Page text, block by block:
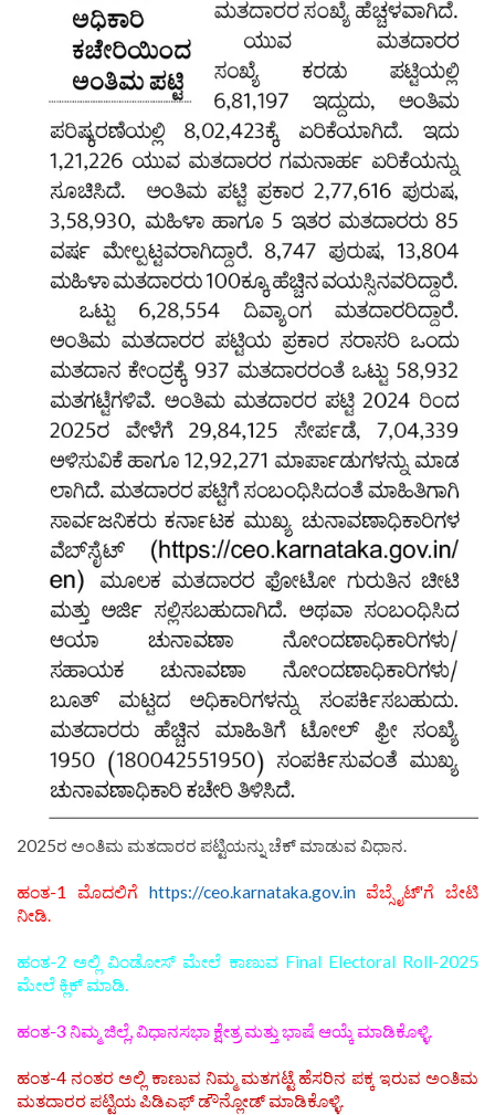
2025ರ ಅಂತಿಮ ಮತದಾರರ ಪಟ್ಟಿಯನ್ನು ಚೆಕ್ ಮಾಡುವ ವಿಧಾನ.
ಹಂತ-1 ಮೊದಲಿಗೆ https://ceo.karnataka.gov.inವೆಬ್ಸೈಟ್'ಗೆ ಬೇಟಿ
ನೀಡಿ.
ಹಂತ-2 ಅಲ್ಲಿ ವಿಂಡೋಸ್ ಮೇಲೆ ಕಾಣುವ Final Electoral Roll-2025
ಮೇಲೆ ಕ್ಲಿಕ್ ಮಾಡಿ.
ಹಂತ-3 ನಿಮ್ಮ ಜಿಲ್ಲೆ, ವಿಧಾನಸಭಾ ಕ್ಷೇತ್ರ ಮತ್ತು ಭಾಷೆ ಆಯ್ಕೆ ಮಾಡಿಕೊಳ್ಳಿ.
ಹಂತ-4 ನಂತರ ಅಲ್ಲಿ ಕಾಣುವ ನಿಮ್ಮ ಮತಗಟ್ಟೆ ಹೆಸರಿನ ಪಕ್ಕ ಇರುವ ಅಂತಿಮ
ಮತದಾರರ ಪಟ್ಟಿಯ ಪಿಡಿಎಫ್ ಡೌನ್ಲೋಡ್ ಮಾಡಿಕೊಳ್ಳಿ.